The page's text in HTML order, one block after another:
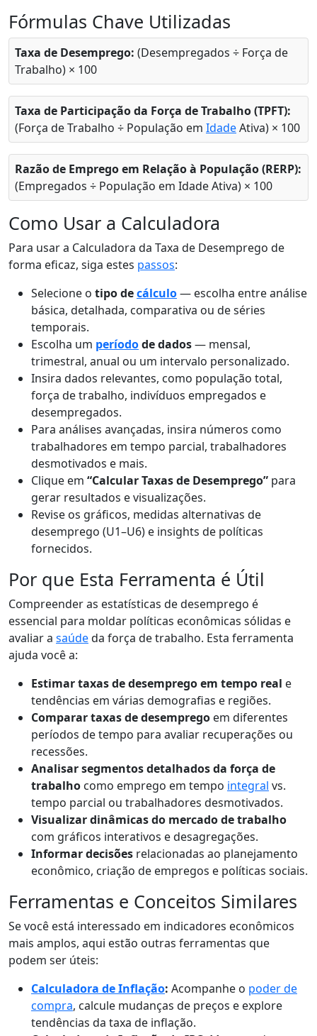
Fórmulas Chave Utilizadas
Taxa de Desemprego: (Desempregados ÷ Força de
Trabalho) × 100
Taxa de Participação da Força de Trabalho (TPFT):
(Força de Trabalho ÷ População em IdadeAtiva) × 100
Razão de Emprego em Relação à População (RERP):
(Empregados ÷ População em Idade Ativa) × 100
Como Usar a Calculadora
Para usar a Calculadora da Taxa de Desemprego de
forma eficaz, siga estes passos:
Selecione o tipo decálculo— escolha entre análise
básica, detalhada, comparativa ou de séries
temporais.
Escolha um períodode dados— mensal,
trimestral, anual ou um intervalo personalizado.
Insira dados relevantes, como população total,
força de trabalho, indivíduos empregados e
desempregados.
Para análises avançadas, insira números como
trabalhadores em tempo parcial, trabalhadores
desmotivados e mais.
Clique em “Calcular Taxas de Desemprego” para
gerar resultados e visualizações.
Revise os gráficos, medidas alternativas de
desemprego (U1–U6) e insights de políticas
fornecidos.
Por que Esta Ferramenta é Útil
Compreender as estatísticas de desemprego é
essencial para moldar políticas econômicas sólidas e
avaliar a saúdeda força de trabalho. Esta ferramenta
ajuda você a:
Estimar taxas de desemprego em tempo real e
tendências em várias demografias e regiões.
Comparar taxas de desemprego em diferentes
períodos de tempo para avaliar recuperações ou
recessões.
Analisar segmentos detalhados da força de
trabalho como emprego em tempo integral vs.
tempo parcial ou trabalhadores desmotivados.
Visualizar dinâmicas do mercado de trabalho
com gráficos interativos e desagregações.
Informar decisões relacionadas ao planejamento
econômico, criação de empregos e políticas sociais.
Ferramentas e Conceitos Similares
Se você está interessado em indicadores econômicos
mais amplos, aqui estão outras ferramentas que
podem ser úteis:
Calculadora de Inflação: Acompanhe o poder de
compra, calcule mudanças de preços e explore
tendências da taxa de inflação.